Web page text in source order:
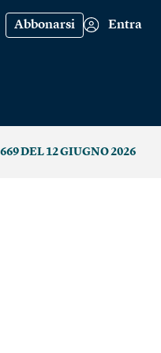
Abbonarsi Entra
DEL 12 GIUGNO 2026